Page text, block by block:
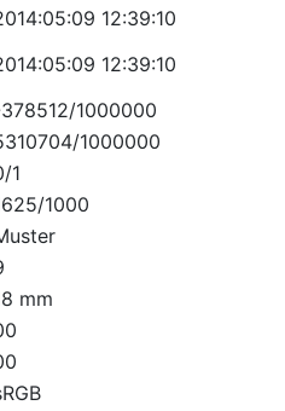
12:39:10
12:39:10
1000000
1000000
1
1000
mm